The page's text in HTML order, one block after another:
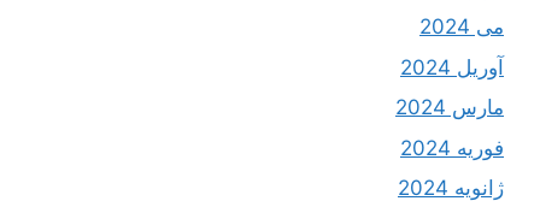
می 2024
آوریل 2024
مارس 2024
فوریه 2024
ژانویه 2024